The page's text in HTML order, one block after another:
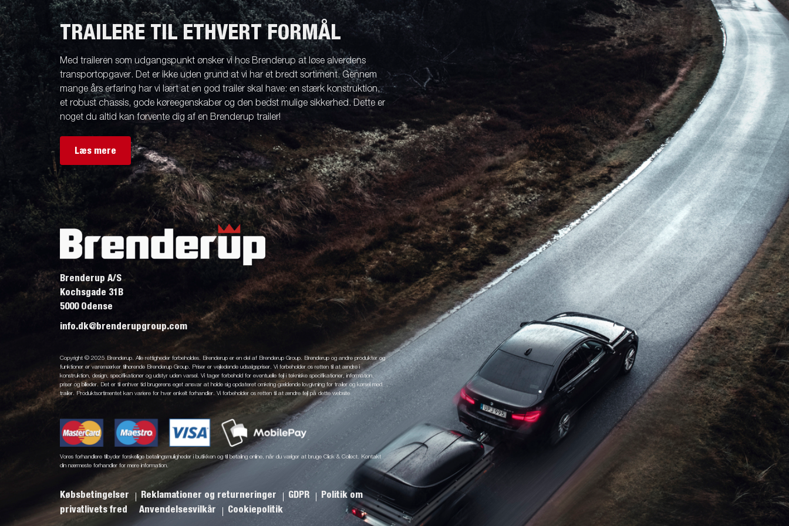
Lukket trailer Trailer med tip Vandsport
Produktguide - Elbil
Premium og X-line bådtrailere
Reservedele
Påløbsbremser Bundplader Udstyrskit Tip Værktøjskasser
Hjul / Fælge /
Skærme
friends
Søsæt båden
Læs din trailer korrekt
Korrekt kugletryk
Sikring af båden
Jetski LED
TRAILERE TIL ETHVERT FORMÅL
Med traileren som udgangspunkt ønsker vi hos Brenderup at løse alverdens
transportopgaver. Det er ikke uden grund at vi har et bredt sortiment. Gennem
mange års erfaring har vi lært at en god trailer skal have: en stærk konstruktion,
et robust chassis, gode køreegenskaber og den bedst mulige sikkerhed. Dette er
noget du altid kan forvente dig af en Brenderup trailer!
Læs mere
Brenderup A/S
Kochsgade 31B
5000 Odense
info.dk@brenderupgroup.com
Copyright © 2025 Brenderup. Alle rettigheder forbeholdes. Brenderup er en del af Brenderup Group. Brenderup og andre produkter og
funktioner er varemærker tilhørende Brenderup Group. Priser er vejledende udsalgspriser. Vi forbeholder os retten til at ændre i
konstruktion, design, specifikationer og udstyr uden varsel. Vi tager forbehold for eventuelle fejl i tekniske specifikationer, information,
priser og billeder. Det er til enhver tid brugerens eget ansvar at holde sig opdateret omkring gældende lovgivning for trailer og kørsel med
trailer. Produktsortimentet kan variere for hver enkelt forhandler. Vi forbeholder os retten til at ændre fejl på dette website
Vores forhandlere tilbyder forskellige betalingsmuligheder i butikken og til betaling online, når du vælger at bruge Click & Collect. Kontakt
din nærmeste forhandler for mere information.
Købsbetingelser Reklamationer og returneringer GDPR
Politik om
privatlivets fred
Anvendelsesvilkår Cookiepolitik